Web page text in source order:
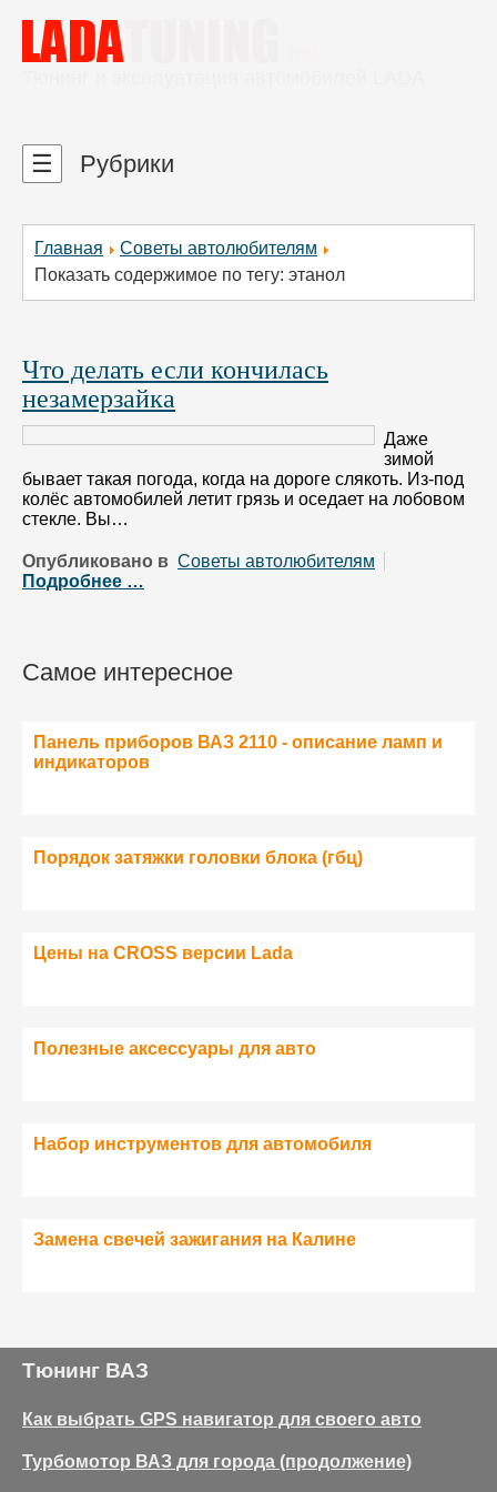
Главная
Советы автолюбителям
Показать содержимое по тегу: этанол
Что делать если кончилась
незамерзайка
Даже
зимой
бывает такая погода, когда на дороге слякоть. Из-под
колёс автомобилей летит грязь и оседает на лобовом
стекле. Вы…
Опубликовано в Советы автолюбителям
Подробнее …
Самое интересное
Панель приборов ВАЗ 2110 - описание ламп и
индикаторов
Порядок затяжки головки блока (гбц)
Цены на CROSS версии Lada
Полезные аксессуары для авто
Набор инструментов для автомобиля
Замена свечей зажигания на Калине
☰ Рубрики
Тюнинг ВАЗ
Как выбрать GPS навигатор для своего авто
Турбомотор ВАЗ для города (продолжение)